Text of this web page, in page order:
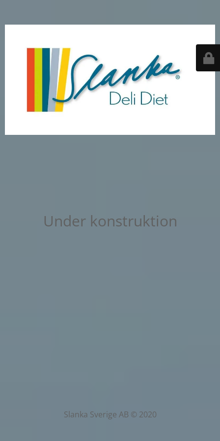
Under konstruktion
Slanka Sverige AB © 2020